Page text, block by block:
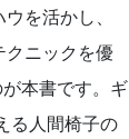
を活かし、
クニックを優
本書です。ギ
る人間椅子の